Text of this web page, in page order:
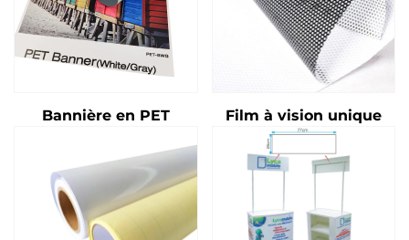
Bannière en PET Film à vision unique